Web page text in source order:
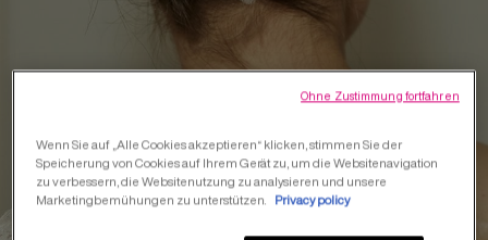
Wenn Sie auf „Alle Cookies akzeptieren“ klicken, stimmen Sie der
Speicherung von Cookies auf Ihrem Gerät zu, um die Websitenavigation
zu verbessern, die Websitenutzung zu analysieren und unsere
Marketingbemühungen zu unterstützen.
Privacy policy
Ohne Zustimmung fortfahren